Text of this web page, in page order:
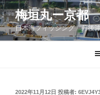
コ
ン
テ
ン
梅垣丸ー京
日本海フィッシング 丹後
投
2022年11月12日 投稿者: